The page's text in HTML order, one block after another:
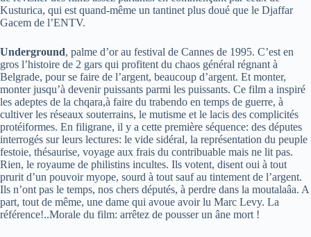
Kusturica, qui est quand-même un tantinet plus doué que le Djaffar
Gacem de l’ENTV.
Underground, palme d’or au festival de Cannes de 1995. C’est en
gros l’histoire de 2 gars qui profitent du chaos général régnant à
Belgrade, pour se faire de l’argent, beaucoup d’argent. Et monter,
monter jusqu’à devenir puissants parmi les puissants. Ce film a inspiré
les adeptes de la chqara,à faire du trabendo en temps de guerre, à
cultiver les réseaux souterrains, le mutisme et le lacis des complicités
protéiformes. En filigrane, il y a cette première séquence: des députes
interrogés sur leurs lectures: le vide sidéral, la représentation du peuple
festoie, thésaurise, voyage aux frais du contribuable mais ne lit pas.
Rien, le royaume de philistins incultes. Ils votent, disent oui à tout
prurit d’un pouvoir myope, sourd à tout sauf au tintement de l’argent.
Ils n’ont pas le temps, nos chers députés, à perdre dans la moutalaâa. A
part, tout de même, une dame qui avoue avoir lu Marc Levy. La
référence!..Morale du film: arrêtez de pousser un âne mort !